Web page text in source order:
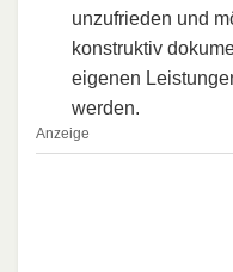
unzufrieden und
konstruktiv
eigenen
werden.
Anzeige